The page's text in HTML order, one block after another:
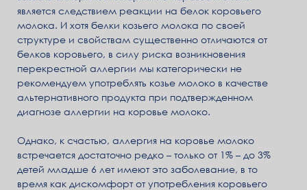
является следствием реакции на белок коровьего
молока. И хотя белки козьего молока по своей
структуре и свойствам существенно отличаются от
белков коровьего, в силу риска возникновения
перекрестной аллергии мы категорически не
рекомендуем употреблять козье молоко в качестве
альтернативного продукта при подтвержденном
диагнозе аллергии на коровье молоко.
Однако, к счастью, аллергия на коровье молоко
встречается достаточно редко – только от 1% – до 3%
детей младше 6 лет имеют это заболевание, в то
время как дискомфорт от употребления коровьего